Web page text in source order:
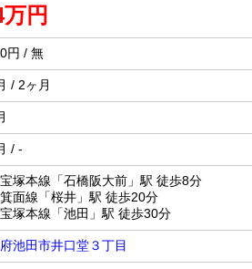
円
円 / 無
/ 2ヶ月
/ -
塚本線「石橋阪大前」駅 徒歩8分
面線「桜井」駅 徒歩20分
塚本線「池田」駅 徒歩30分
池田市井口堂３丁目